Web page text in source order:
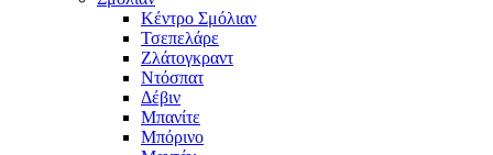
Κέντρο Σμόλιαν
Τσεπελάρε
Ζλάτογκραντ
Ντόσπατ
Δέβιν
Μπανίτε
Μπόρινο